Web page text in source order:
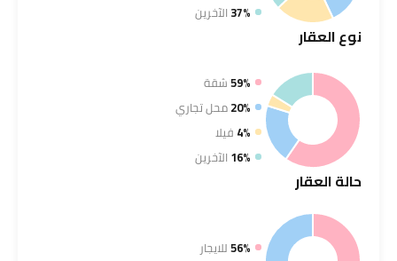
37% الآخرين
نوعالعقار
59%شقة
20%محل تجاري
4% فيلا
16% الآخرين
حالةالعقار
56%للايجار